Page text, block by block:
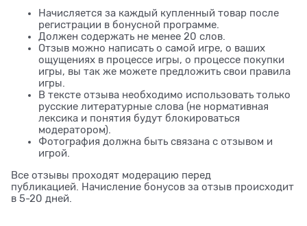
Начисляется за каждый купленный товар после
регистрации в бонусной программе.
Должен содержать не менее 20 слов.
Отзыв можно написать о самой игре, о ваших
ощущениях в процессе игры, о процессе покупки
игры, вы так же можете предложить свои правила
игры.
В тексте отзыва необходимо использовать только
русские литературные слова (не нормативная
лексика и понятия будут блокироваться
модератором).
Фотография должна быть связана с отзывом и
игрой.
Все отзывы проходят модерацию перед
публикацией. Начисление бонусов за отзыв происходит
в 5-20 дней.